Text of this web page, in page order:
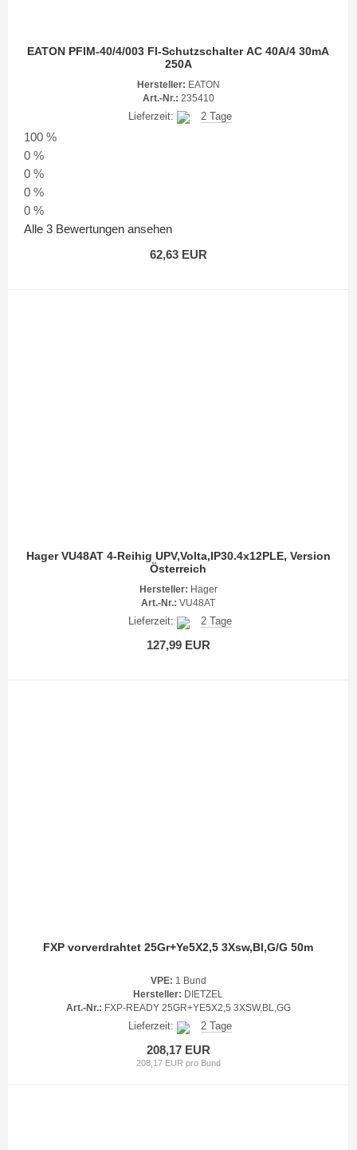
EATON PFIM-40/4/003 FI-Schutzschalter AC 40A/4 30mA
250A
Hersteller: EATON
Art.-Nr.: 235410
Lieferzeit: 2 Tage
100 %
0 %
0 %
0 %
0 %
Alle 3 Bewertungen ansehen
62,63 EUR
Hager VU48AT 4-Reihig UPV,Volta,IP30.4x12PLE, Version
Österreich
Hersteller: Hager
Art.-Nr.: VU48AT
Lieferzeit: 2 Tage
127,99 EUR
FXP vorverdrahtet 25Gr+Ye5X2,5 3Xsw,Bl,G/G 50m
VPE: 1 Bund
Hersteller: DIETZEL
Art.-Nr.: FXP-READY 25GR+YE5X2,5 3XSW,BL,GG
Lieferzeit: 2 Tage
208,17 EUR
208,17 EUR pro Bund